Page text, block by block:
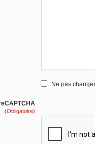
Ne pas
(Obligatoire)